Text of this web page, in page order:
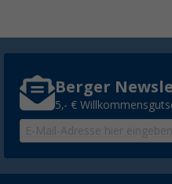
Berger
5,- €